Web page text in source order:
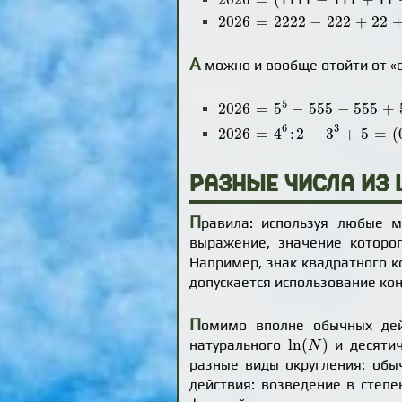
2026 = 2222 − 222 + 22
2026 2222-222+22 + 2+2
А можно и вообще отойти от
2026 = 55 − 555 − 555 +
2026 5-555-555 5+5
2026 = 46 :2 − 33 + 5 = (
:2 =
Разные числа из
Правила: используя любые
выражение, значение
Например, знак квадратного
допускается использование
Помимо вполне обычных
натуральногоln(N)
ln (N) и
разные виды округления:
действия: возведение в